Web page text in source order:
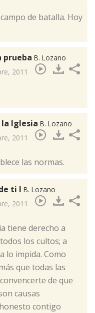
de batalla. Hoy
prueba B. Lozano
2011
la Iglesia B. Lozano
2011
las normas.
ti I B. Lozano
2011
tiene derecho a
los cultos; a
lo impida. Como
que todas las
de que
causas
contigo